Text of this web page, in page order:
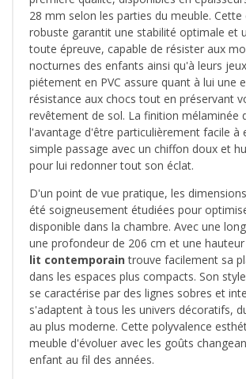
28 mm selon les parties du meuble.
robuste garantit une stabilité optimale et
toute épreuve, capable de résister aux
nocturnes des enfants ainsi qu'à leurs
piétement en PVC assure quant à lui une
résistance aux chocs tout en préservant
revêtement de sol. La finition mélaminée
l'avantage d'être particulièrement facile à
simple passage avec un chiffon doux et
pour lui redonner tout son éclat.
D'un point de vue pratique, les
été soigneusement étudiées pour
disponible dans la chambre. Avec une
une profondeur de 206 cm et une
lit contemporain trouve facilement sa
dans les espaces plus compacts. Son
se caractérise par des lignes sobres et
s'adaptent à tous les univers décoratifs,
au plus moderne. Cette polyvalence
meuble d'évoluer avec les goûts
enfant au fil des années.